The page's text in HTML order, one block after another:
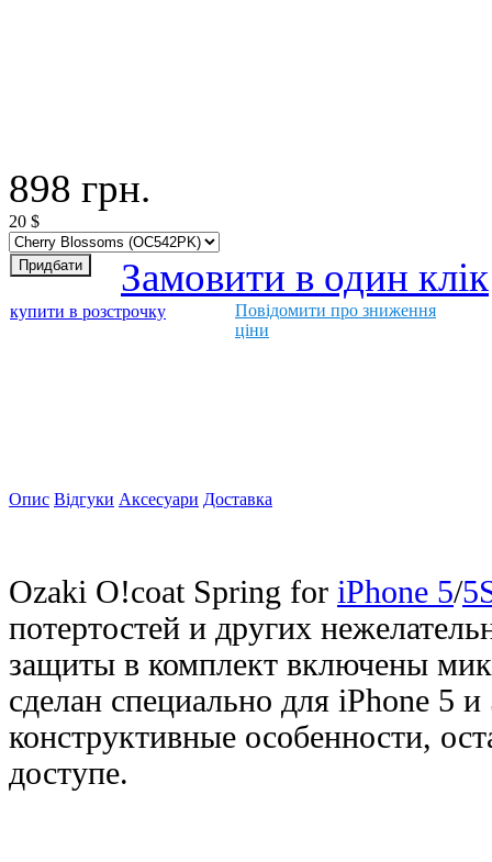
898 грн.
20 $
Замовити в один клік
купити в розстрочку
Повідомити про зниження
ціни
Опис Відгуки Аксесуари Доставка
Ozaki O!coat Spring for iPhone 5/
потертостей и других
защиты в комплект включены
сделан специально для iPhone 5
конструктивные особенности,
доступе.